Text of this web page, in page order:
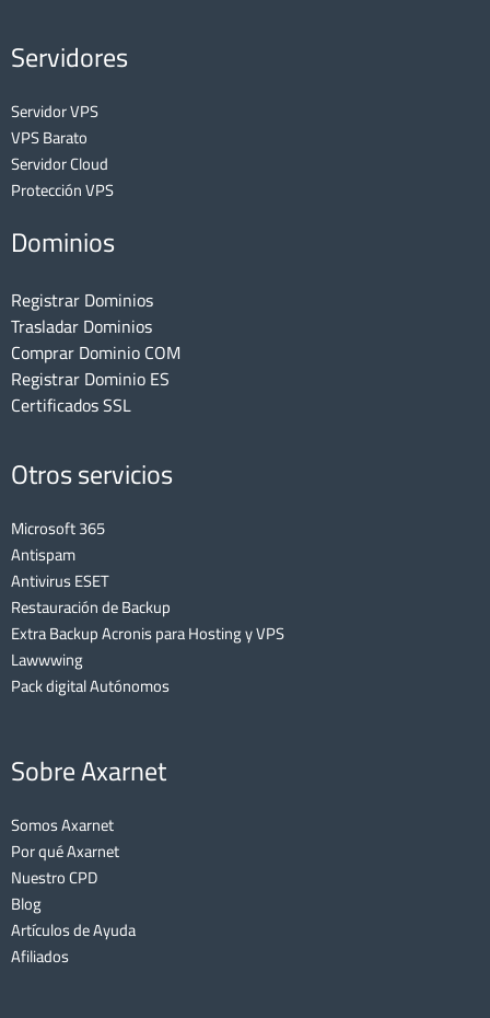
Servidores
Servidor VPS
VPS Barato
Servidor Cloud
Protección VPS
Dominios
Registrar Dominios
Trasladar Dominios
Comprar Dominio COM
Registrar Dominio ES
Certificados SSL
Otros servicios
Microsoft 365
Antispam
Antivirus ESET
Restauración de Backup
Extra Backup Acronis para Hosting y VPS
Lawwwing
Pack digital Autónomos
Sobre Axarnet
Somos Axarnet
Por qué Axarnet
Nuestro CPD
Blog
Artículos de Ayuda
Afiliados